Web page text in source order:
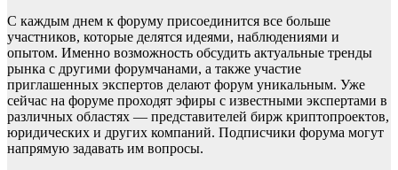
С каждым днем к форуму присоединится все больше
участников, которые делятся идеями, наблюдениями и
опытом. Именно возможность обсудить актуальные тренды
рынка с другими форумчанами, а также участие
приглашенных экспертов делают форум уникальным. Уже
сейчас на форуме проходят эфиры с известными экспертами в
различных областях — представителей бирж криптопроектов,
юридических и других компаний. Подписчики форума могут
напрямую задавать им вопросы.